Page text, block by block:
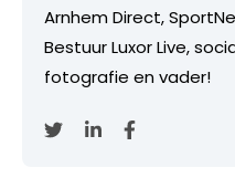
Arnhem Direct,
Bestuur Luxor Live,
fotografie en vader!